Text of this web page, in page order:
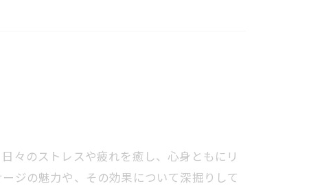
々のストレスや疲れを癒し、心身ともにリ
ジの魅力や、その効果について深掘りして